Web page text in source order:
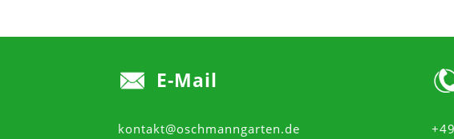
E-Mail
kontakt@oschmanngarten.de